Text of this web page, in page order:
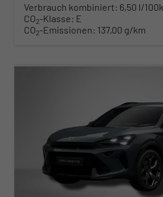
Verbrauch kombiniert: 6,50 l/
CO2-Klasse: E
CO2-Emissionen: 137,00 g/km